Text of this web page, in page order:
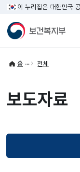
이 누리집은 대한민국
홈 전체
보도자료